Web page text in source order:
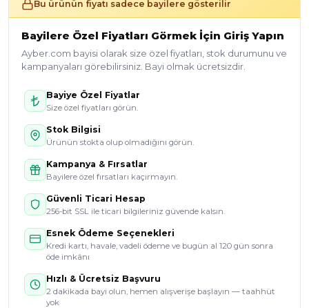
Bu ürünün fiyatı sadece bayilere gösterilir
Bayilere Özel Fiyatları Görmek İçin Giriş Yapın
Ayber.com bayisi olarak size özel fiyatları, stok durumunu ve
kampanyaları görebilirsiniz. Bayi olmak ücretsizdir.
Bayiye Özel Fiyatlar
Size özel fiyatları görün.
Stok Bilgisi
Ürünün stokta olup olmadığını görün.
Kampanya & Fırsatlar
Bayilere özel fırsatları kaçırmayın.
Güvenli Ticari Hesap
256-bit SSL ile ticari bilgileriniz güvende kalsın.
Esnek Ödeme Seçenekleri
Kredi kartı, havale, vadeli ödeme ve bugün al 120 gün sonra
öde imkânı
Hızlı & Ücretsiz Başvuru
2 dakikada bayi olun, hemen alışverişe başlayın — taahhüt
yok